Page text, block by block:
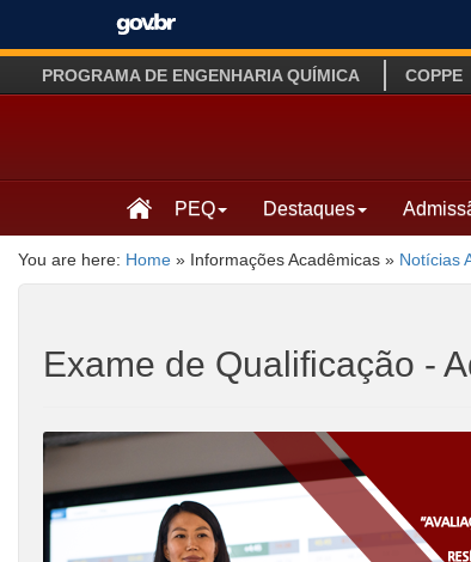
PROGRAMA DE ENGENHARIA QUÍMICA COPPE
PEQ Destaques
You are here: Home » Informações Acadêmicas » Notícias
Exame de Qualificação -